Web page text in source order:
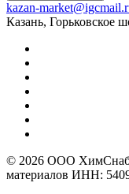
kazan-
Казань, ​Горьковское
© 2026 ООО ХимСнаб
материалов ИНН: